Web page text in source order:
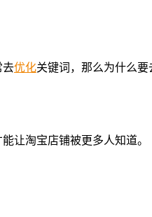
去优化关键词，那么为什么要
让淘宝店铺被更多人知道。